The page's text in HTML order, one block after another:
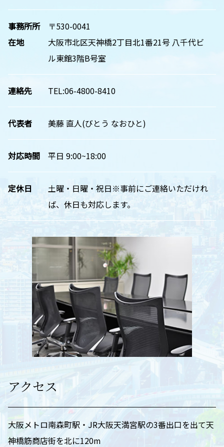
事務所所
在地
〒530-0041
大阪市北区天神橋2丁目北1番21号 八千代ビ
ル東館3階B号室
連絡先 TEL:06-4800-8410
代表者 美藤 直人(びとう なおひと)
対応時間 平日 9:00~18:00
定休日
土曜・日曜・祝日※事前にご連絡いただけれ
ば、休日も対応します。
アクセス
大阪メトロ南森町駅・JR大阪天満宮駅の3番出口を出て天
神橋筋商店街を北に120m